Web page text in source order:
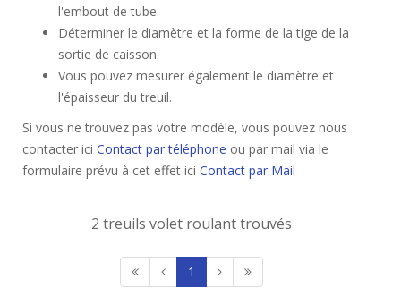
l'embout de tube.
Déterminer le diamètre et la forme de la tige de la
sortie de caisson.
Vous pouvez mesurer également le diamètre et
l'épaisseur du treuil.
Si vous ne trouvez pas votre modèle, vous pouvez nous
contacter ici Contact par téléphone ou par mail via le
formulaire prévu à cet effet ici Contact par Mail
2 treuils volet roulant trouvés
1